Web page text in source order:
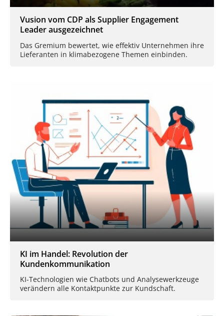
Vusion vom CDP als Supplier Engagement
Leader ausgezeichnet
Das Gremium bewertet, wie effektiv Unternehmen ihre
Lieferanten in klimabezogene Themen einbinden.
KI im Handel: Revolution der
Kundenkommunikation
KI-Technologien wie Chatbots und Analysewerkzeuge
verändern alle Kontaktpunkte zur Kundschaft.